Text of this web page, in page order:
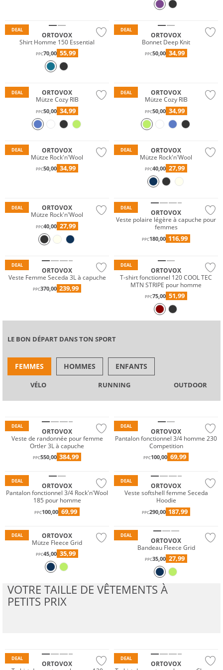
DEAL
ORTOVOX
Shirt Homme 150 Essential
PPC70,00 55,99
DEAL
ORTOVOX
Bonnet Deep Knit
PPC50,00 34,99
DEAL
ORTOVOX
Mütze Cozy RIB
PPC50,00 34,99
DEAL
ORTOVOX
Mütze Cozy RIB
PPC50,00 34,99
DEAL
ORTOVOX
Mütze Rock'n'Wool
PPC50,00 34,99
DEAL
ORTOVOX
Mütze Rock'n'Wool
PPC40,00 27,99
DEAL
ORTOVOX
Mütze Rock'n'Wool
PPC40,00 27,99
DEAL
ORTOVOX
Veste polaire légère à capuche pour
femmes
PPC180,00 116,99
DEAL
Résistant à l'eau
ORTOVOX
Veste Femme Seceda 3L à capuche
PPC370,00 239,99
DEAL
ORTOVOX
T-shirt fonctionnel 120 COOL TEC
MTN STRIPE pour homme
PPC75,00 51,99
LE BON DÉPART DANS TON SPORT
FEMMES HOMMES ENFANTS
VÉLO RUNNING OUTDOOR
DEAL
ORTOVOX
Veste de randonnée pour femme
Ortler 3L à capuche
PPC550,00 384,99
DEAL
ORTOVOX
Pantalon fonctionnel 3/4 homme 230
Competition
PPC100,00 69,99
DEAL
ORTOVOX
Pantalon fonctionnel 3/4 Rock'n'Wool
185 pour homme
PPC100,00 69,99
DEAL
ORTOVOX
Veste softshell femme Seceda
Hoodie
PPC290,00 187,99
DEAL
ORTOVOX
Mütze Fleece Grid
PPC45,00 35,99
DEAL
ORTOVOX
Bandeau Fleece Grid
PPC35,00 27,99
VOTRE TAILLE DE VÊTEMENTS À
PETITS PRIX
DEAL
ORTOVOX
DEAL
ORTOVOX